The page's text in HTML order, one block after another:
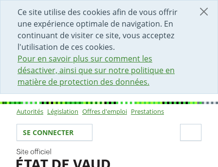
Ce site utilise des cookies afin de vous offrir
une expérience optimale de navigation. En
continuant de visiter ce site, vous acceptez
l'utilisation de ces cookies.
Pour en savoir plus sur comment les
désactiver, ainsi que sur notre politique en
matière de protection des données.
DÉBUT DU CONTENU DE LA PAGE
ACCÈS AU CHAMP DE RECHERCHE
PAGE D'ACCUEIL
FORMULAIRE DE CONTACT
Sous-navigation
Autorités Législation Offres d'emploi Prestations
Votre identité
SE CONNECTER